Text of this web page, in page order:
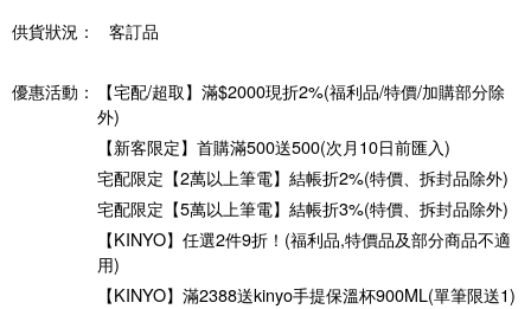
供貨狀況： 客訂品
優惠活動：
【宅配/超取】滿$2000現折2%(福利品/特價/加購部分除
外)
【新客限定】首購滿500送500(次月10日前匯入)
宅配限定【2萬以上筆電】結帳折2%(特價、拆封品除外)
宅配限定【5萬以上筆電】結帳折3%(特價、拆封品除外)
【KINYO】任選2件9折！(福利品,特價品及部分商品不適
用)
【KINYO】滿2388送kinyo手提保溫杯900ML(單筆限送1)